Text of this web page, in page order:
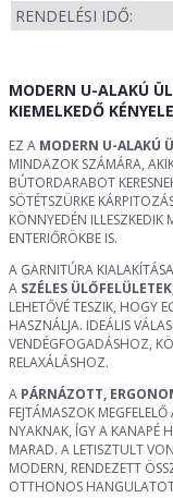
RENDELÉSI IDŐ:
MODERN U-ALAKÚ
KIEMELKEDŐ
EZ A MODERN U-ALAKÚ
MINDAZOK SZÁMÁRA,
BÚTORDARABOT
SÖTÉTSZÜRKE
KÖNNYEDÉN ILLESZKEDIK
ENTERIŐRÖKBE IS.
A GARNITÚRA
A SZÉLES ÜLŐFELÜLETEK
LEHETŐVÉ TESZIK, HOGY
HASZNÁLJA. IDEÁLIS
VENDÉGFOGADÁSHOZ,
RELAXÁLÁSHOZ.
A PÁRNÁZOTT,
FEJTÁMASZOK
NYAKNAK, ÍGY A KANAPÉ
MARAD. A LETISZTULT
MODERN, RENDEZETT
OTTHONOS